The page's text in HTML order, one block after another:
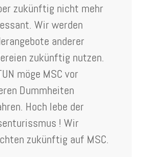
zukünftig nicht mehr
Wir werden
anderer
zukünftig nutzen.
möge MSC vor
Dummheiten
Hoch lebe der
! Wir
zukünftig auf MSC.